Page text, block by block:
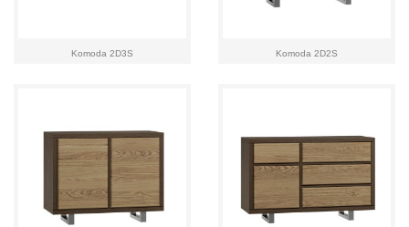
Komoda 2D3S Komoda 2D2S